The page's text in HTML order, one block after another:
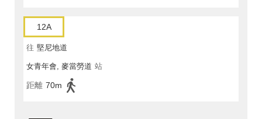
12A
往 堅尼地道
女青年會, 麥當勞道 站
距離 70m